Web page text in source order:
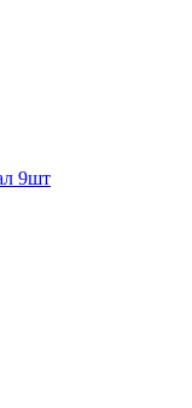
9шт